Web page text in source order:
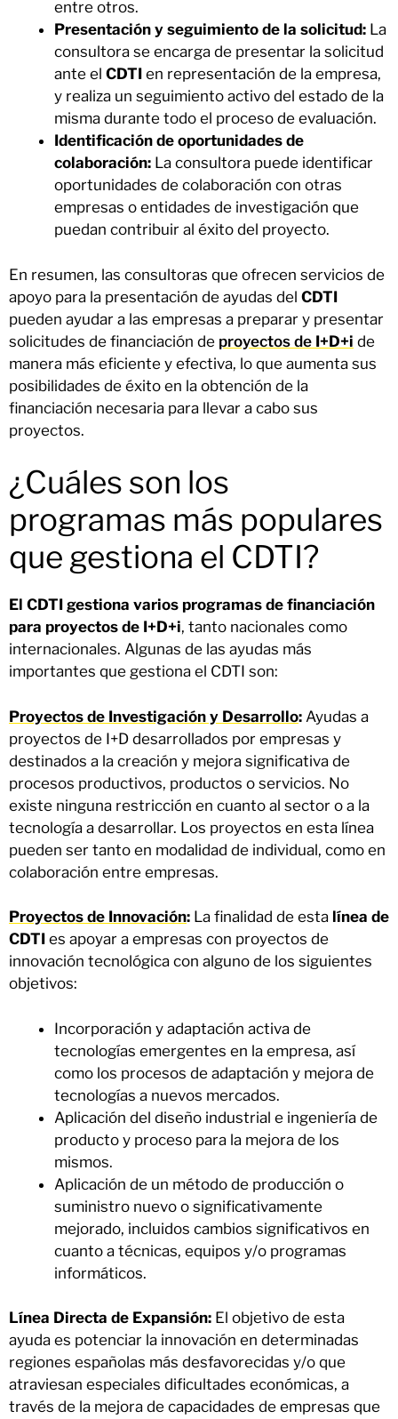
entre otros.
Presentación y seguimiento de la solicitud: La
consultora se encarga de presentar la solicitud
ante el CDTI en representación de la empresa,
y realiza un seguimiento activo del estado de la
misma durante todo el proceso de evaluación.
Identificación de oportunidades de
colaboración: La consultora puede identificar
oportunidades de colaboración con otras
empresas o entidades de investigación que
puedan contribuir al éxito del proyecto.
En resumen, las consultoras que ofrecen servicios de
apoyo para la presentación de ayudas del CDTI
pueden ayudar a las empresas a preparar y presentar
solicitudes de financiación de proyectos de I+D+i de
manera más eficiente y efectiva, lo que aumenta sus
posibilidades de éxito en la obtención de la
financiación necesaria para llevar a cabo sus
proyectos.
¿Cuáles son los
programas más populares
que gestiona el CDTI?
El CDTI gestiona varios programas de financiación
para proyectos de I+D+i, tanto nacionales como
internacionales. Algunas de las ayudas más
importantes que gestiona el CDTI son:
Proyectos de Investigación y Desarrollo: Ayudas a
proyectos de I+D desarrollados por empresas y
destinados a la creación y mejora significativa de
procesos productivos, productos o servicios. No
existe ninguna restricción en cuanto al sector o a la
tecnología a desarrollar. Los proyectos en esta línea
pueden ser tanto en modalidad de individual, como en
colaboración entre empresas.
Proyectos de Innovación: La finalidad de esta línea de
CDTI es apoyar a empresas con proyectos de
innovación tecnológica con alguno de los siguientes
objetivos:
Incorporación y adaptación activa de
tecnologías emergentes en la empresa, así
como los procesos de adaptación y mejora de
tecnologías a nuevos mercados.
Aplicación del diseño industrial e ingeniería de
producto y proceso para la mejora de los
mismos.
Aplicación de un método de producción o
suministro nuevo o significativamente
mejorado, incluidos cambios significativos en
cuanto a técnicas, equipos y/o programas
informáticos.
Línea Directa de Expansión: El objetivo de esta
ayuda es potenciar la innovación en determinadas
regiones españolas más desfavorecidas y/o que
atraviesan especiales dificultades económicas, a
través de la mejora de capacidades de empresas que